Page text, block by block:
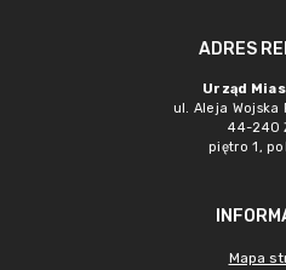
ADRES
Urząd
ul. Aleja Wojska
44-240
piętro 1,
Mapa